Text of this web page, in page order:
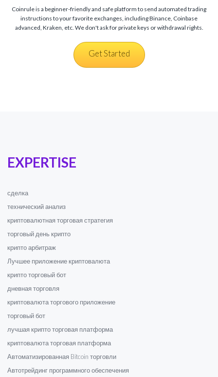
EXPERTISE
сделка
технический анализ
криптовалютная торговая стратегия
торговый день крипто
крипто арбитраж
Лучшее приложение криптовалюта
крипто торговый бот
дневная торговля
криптовалюта торгового приложение
торговый бот
лучшая крипто торговая платформа
криптовалюта торговая платформа
Автоматизированная Bitcoin торговли
Автотрейдинг программного обеспечения
Coinrule is a beginner-friendly and safe platform to send automated trading
instructions to your favorite exchanges, including Binance, Coinbase
advanced, Kraken, etc. We don't ask for private keys or withdrawal rights.
Get Started